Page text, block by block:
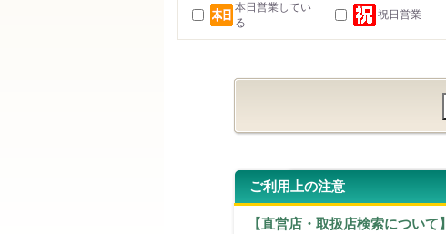
本日営業してい
る
祝日営業
ご利用上の注意
【直営店・取扱店検索について】